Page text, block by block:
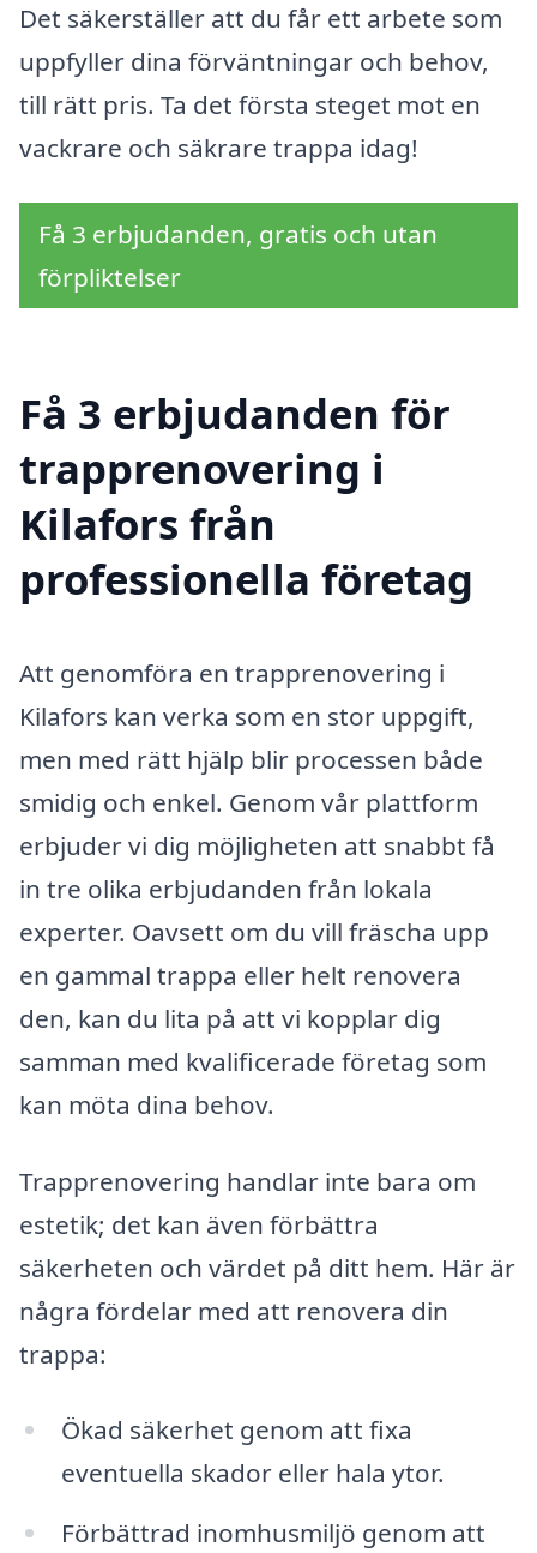
Det säkerställer att du får ett arbete som
uppfyller dina förväntningar och behov,
till rätt pris. Ta det första steget mot en
vackrare och säkrare trappa idag!
Få 3 erbjudanden, gratis och utan
förpliktelser
Få 3 erbjudanden för
trapprenovering i
Kilafors från
professionella företag
Att genomföra en trapprenovering i
Kilafors kan verka som en stor uppgift,
men med rätt hjälp blir processen både
smidig och enkel. Genom vår plattform
erbjuder vi dig möjligheten att snabbt få
in tre olika erbjudanden från lokala
experter. Oavsett om du vill fräscha upp
en gammal trappa eller helt renovera
den, kan du lita på att vi kopplar dig
samman med kvalificerade företag som
kan möta dina behov.
Trapprenovering handlar inte bara om
estetik; det kan även förbättra
säkerheten och värdet på ditt hem. Här är
några fördelar med att renovera din
trappa:
Ökad säkerhet genom att fixa
eventuella skador eller hala ytor.
Förbättrad inomhusmiljö genom att